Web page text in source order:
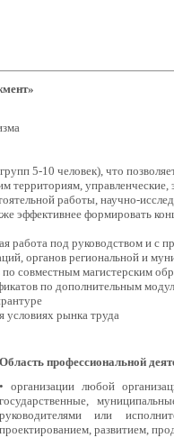
5-10 человек), что
территориям,
работы, научно-
эффективнее формировать
работа под руководством и с
органов региональной и
совместным магистерским
по дополнительным
условиях рынка труда
Область профессиональной
• организации любой
государственные,
руководителями или
проектированием, развитием,